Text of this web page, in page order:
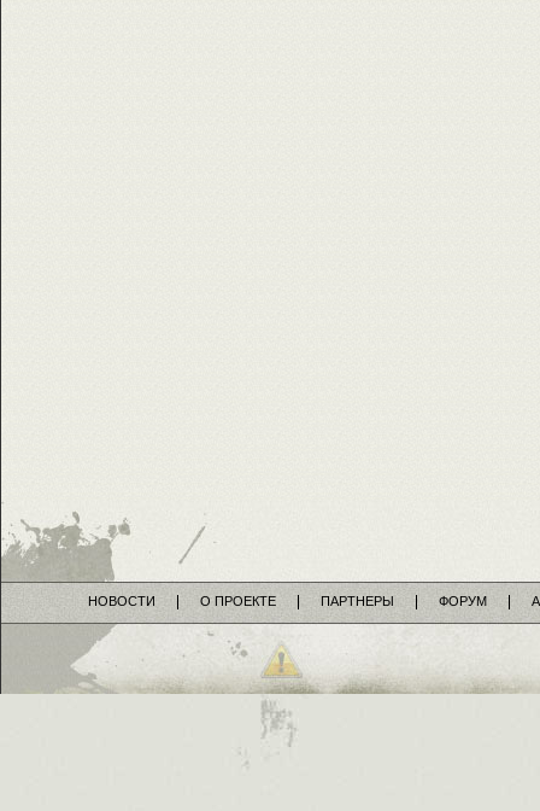
НОВОСТИ О ПРОЕКТЕ ПАРТНЕРЫ ФОРУМ